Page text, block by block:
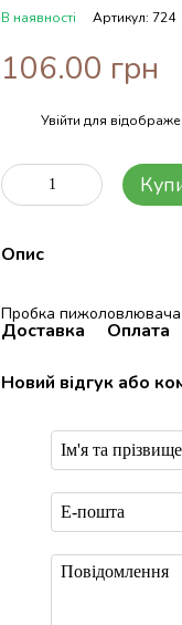
В наявності Артикул: 724
106.00 грн
Увійти для
Опис
Пробка пижоловлювача
Доставка Оплата
Новий відгук або